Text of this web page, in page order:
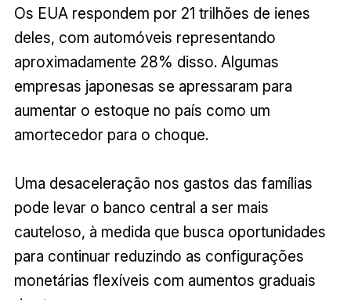
Os EUA respondem por 21 trilhões de ienes
deles, com automóveis representando
aproximadamente 28% disso. Algumas
empresas japonesas se apressaram para
aumentar o estoque no país como um
amortecedor para o choque.
Uma desaceleração nos gastos das famílias
pode levar o banco central a ser mais
cauteloso, à medida que busca oportunidades
para continuar reduzindo as configurações
monetárias flexíveis com aumentos graduais